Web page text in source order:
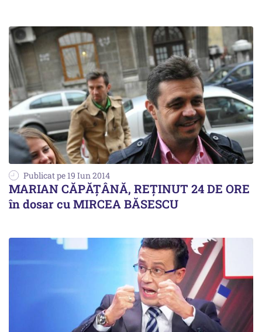
Publicat pe 19 Iun 2014
MARIAN CĂPĂȚÂNĂ, REȚINUT 24 DE ORE
în dosar cu MIRCEA BĂSESCU